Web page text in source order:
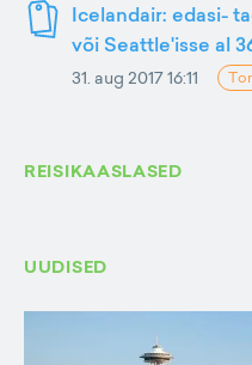
Icelandair: edasi-
või Seattle'isse al
31. aug 2017 16:11
REISIKAASLASED
UUDISED